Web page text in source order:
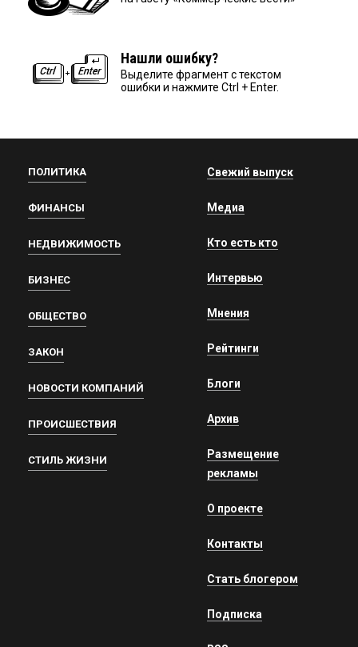
Нашли ошибку?
Выделите фрагмент с текстом
ошибки и нажмите Ctrl + Enter.
ПОЛИТИКА
ФИНАНСЫ
НЕДВИЖИМОСТЬ
БИЗНЕС
ОБЩЕСТВО
ЗАКОН
НОВОСТИ КОМПАНИЙ
ПРОИСШЕСТВИЯ
СТИЛЬ ЖИЗНИ
Свежий выпуск
Медиа
Кто есть кто
Интервью
Мнения
Рейтинги
Блоги
Архив
Размещение
рекламы
О проекте
Контакты
Стать блогером
Подписка